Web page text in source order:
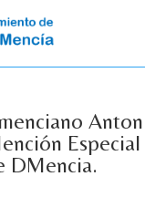
DMencia.